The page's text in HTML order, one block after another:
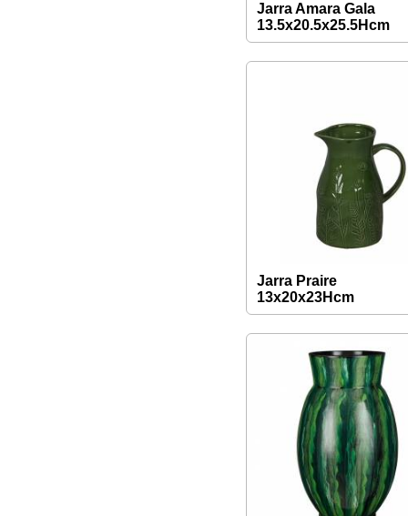
Jarra Amara Gala
13.5x20.5x25.5Hcm
Jarra Praire
13x20x23Hcm